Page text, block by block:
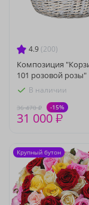
4.9 (200)
Композиция
101 розовой розы"
В наличии
36 470 ₽ -15%
31 000 ₽
Крупный бутон